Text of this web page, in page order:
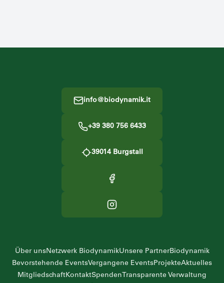
info@biodynamik.it
+39 380 756 6433
39014 Burgstall
Über unsNetzwerk BiodynamikUnsere PartnerBiodynamik
Bevorstehende EventsVergangene EventsProjekteAktuelles
MitgliedschaftKontaktSpenden Transparente Verwaltung